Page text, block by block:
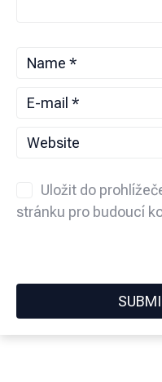
Uložit do
stránku pro budoucí